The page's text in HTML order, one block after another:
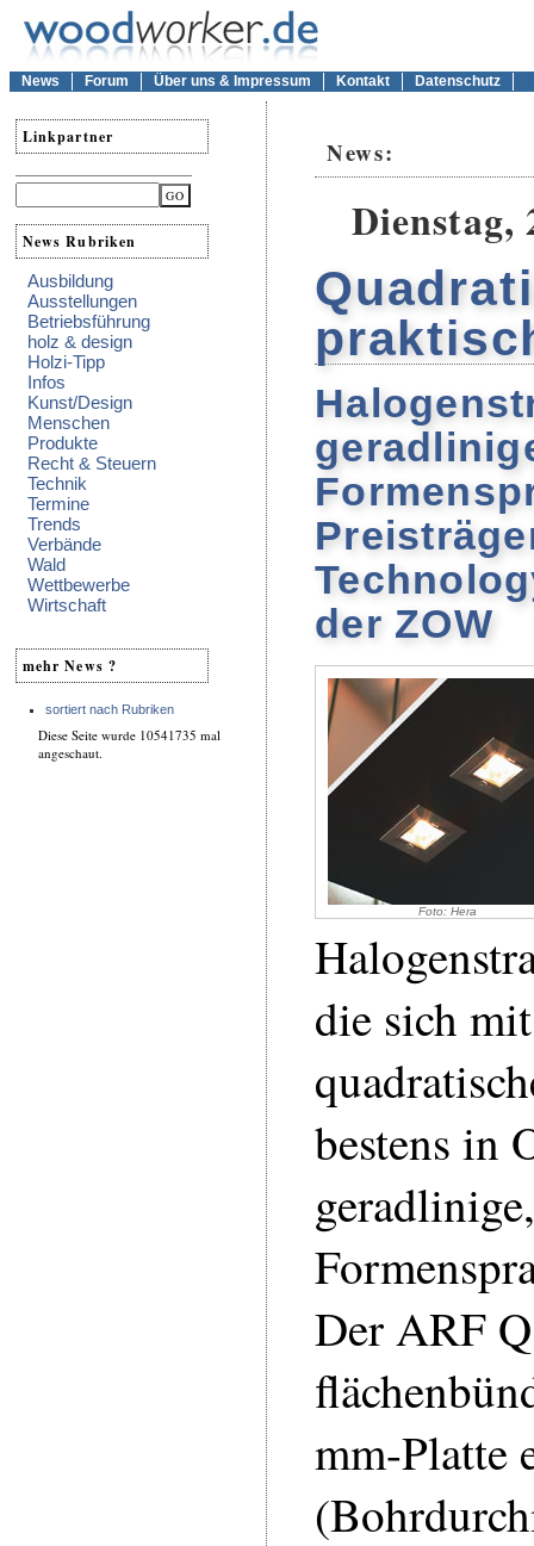
News Forum Über uns & Impressum Kontakt Datenschutz
Linkpartner
News Rubriken
Ausbildung
Ausstellungen
Betriebsführung
holz & design
Holzi-Tipp
Infos
Kunst/Design
Menschen
Produkte
Recht & Steuern
Technik
Termine
Trends
Verbände
Wald
Wettbewerbe
Wirtschaft
mehr News ?
sortiert nach Rubriken
Diese Seite wurde 10541735 mal
angeschaut.
News:
Dienstag,
der ZOW
Foto: Hera
die sich
bestens in
Der ARF
mm-Platte